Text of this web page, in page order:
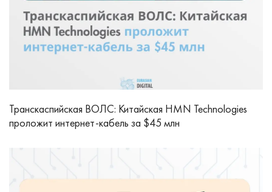
Транскаспийская ВОЛС: Китайская HMN Technologies
проложит интернет-кабель за $45 млн